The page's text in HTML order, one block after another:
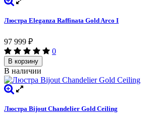
Люстра Eleganza Raffinata Gold Arco I
97 999 ₽
0
В корзину
В наличии
Люстра Bijout Chandelier Gold Ceiling